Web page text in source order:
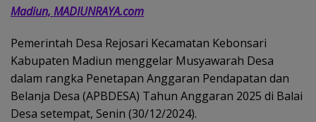
Madiun, MADIUNRAYA.com
Pemerintah Desa Rejosari Kecamatan Kebonsari
Kabupaten Madiun menggelar Musyawarah Desa
dalam rangka Penetapan Anggaran Pendapatan dan
Belanja Desa (APBDESA) Tahun Anggaran 2025 di Balai
Desa setempat, Senin (30/12/2024).